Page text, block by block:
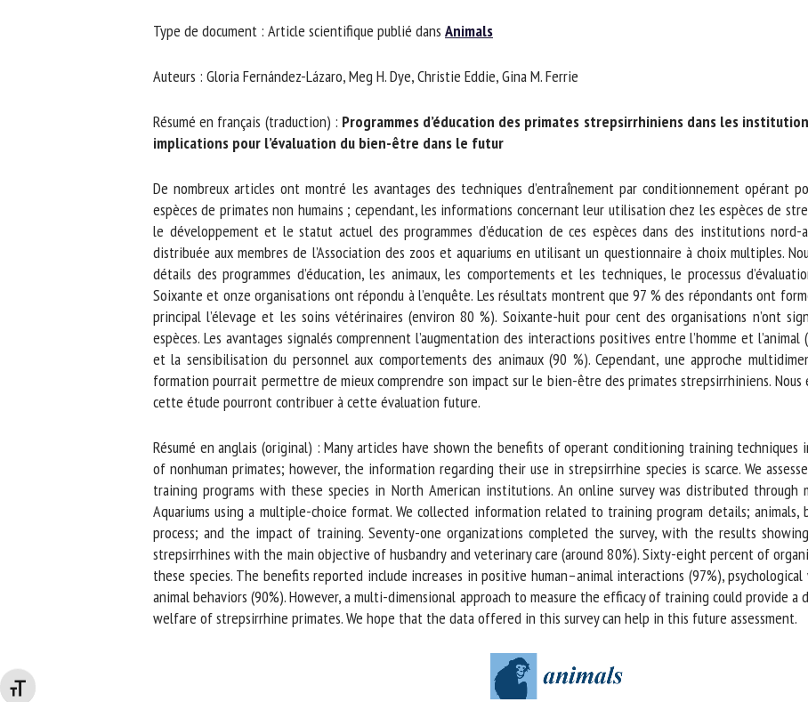
Changer la taille de la police
Type de document : Article scientifique publié dansAnimals
Auteurs : Gloria Fernández-Lázaro, Meg H. Dye, Christie Eddie, Gina M. Ferrie
Résumé en français (traduction) : Programmes d’éducation des primates strepsirrhiniens dans les
implications pour l’évaluation du bien-être dans le futur
De nombreux articles ont montré les avantages des techniques d’entraînement par conditionnement opérant
espèces de primates non humains ; cependant, les informations concernant leur utilisation chez les espèces de
le développement et le statut actuel des programmes d’éducation de ces espèces dans des institutions nord-
distribuée aux membres de l’Association des zoos et aquariums en utilisant un questionnaire à choix multiples.
détails des programmes d’éducation, les animaux, les comportements et les techniques, le processus
Soixante et onze organisations ont répondu à l’enquête. Les résultats montrent que 97 % des répondants ont
principal l’élevage et les soins vétérinaires (environ 80 %). Soixante-huit pour cent des organisations n’ont
espèces. Les avantages signalés comprennent l’augmentation des interactions positives entre l’homme et
et la sensibilisation du personnel aux comportements des animaux (90 %). Cependant, une approche
formation pourrait permettre de mieux comprendre son impact sur le bien-être des primates strepsirrhiniens. Nous
cette étude pourront contribuer à cette évaluation future.
Résumé en anglais (original) : Many articles have shown the benefits of operant conditioning training techniques
of nonhuman primates; however, the information regarding their use in strepsirrhine species is scarce. We
training programs with these species in North American institutions. An online survey was distributed through
Aquariums using a multiple-choice format. We collected information related to training program details; animals,
process; and the impact of training. Seventy-one organizations completed the survey, with the results
strepsirrhines with the main objective of husbandry and veterinary care (around 80%). Sixty-eight percent of
these species. The benefits reported include increases in positive human–animal interactions (97%),
animal behaviors (90%). However, a multi-dimensional approach to measure the efficacy of training could provide
welfare of strepsirrhine primates. We hope that the data offered in this survey can help in this future assessment.
En soumettant ce formulaire, j'accepte que les informations saisies soient
Les champs suivis de * sont obligatoires